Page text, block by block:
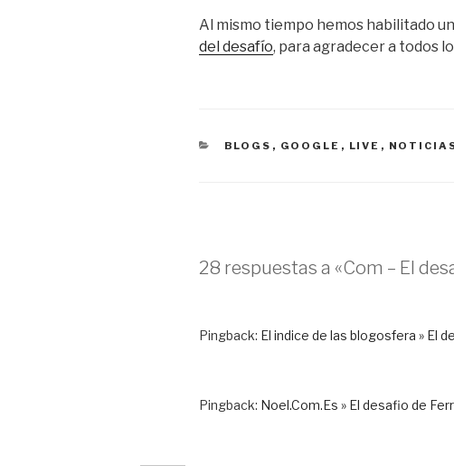
Al mismo tiempo hemos habilitado un
del desafío, para agradecer a todos
CATEGORÍAS
BLOGS , GOOGLE , LIVE ,
28 respuestas a «Com – El
Pingback: El indice de las blogosfera » El
Pingback: Noel.Com.Es » El desafio de